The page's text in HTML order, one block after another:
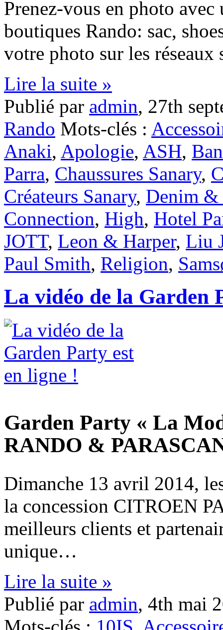
Prenez-vous en photo avec
boutiques Rando: sac,
votre photo sur les
Lire la suite »
Publié par admin, 27th
Rando Mots-clés :
Anaki, Apologie, ASH,
Parra, Chaussures Sanary,
Créateurs Sanary, Denim &
Connection, High, Hotel
JOTT, Leon & Harper, Liu
Paul Smith, Religion,
La vidéo de la Garden
Garden Party « La
RANDO &
Dimanche 13 avril 2014,
la concession CITROEN
meilleurs clients et
unique…
Lire la suite »
Publié par admin, 4th mai